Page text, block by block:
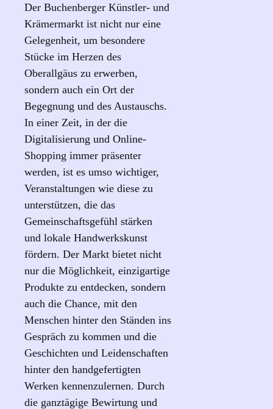
Der Buchenberger Künstler- und
Krämermarkt ist nicht nur eine
Gelegenheit, um besondere
Stücke im Herzen des
Oberallgäus zu erwerben,
sondern auch ein Ort der
Begegnung und des Austauschs.
In einer Zeit, in der die
Digitalisierung und Online-
Shopping immer präsenter
werden, ist es umso wichtiger,
Veranstaltungen wie diese zu
unterstützen, die das
Gemeinschaftsgefühl stärken
und lokale Handwerkskunst
fördern. Der Markt bietet nicht
nur die Möglichkeit, einzigartige
Produkte zu entdecken, sondern
auch die Chance, mit den
Menschen hinter den Ständen ins
Gespräch zu kommen und die
Geschichten und Leidenschaften
hinter den handgefertigten
Werken kennenzulernen. Durch
die ganztägige Bewirtung und